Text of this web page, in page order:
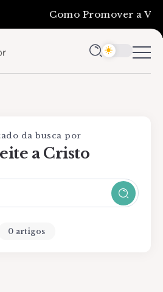
Como Promover a
da busca por
a Cristo
0 artigos